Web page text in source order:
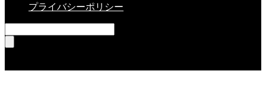
プライバシーポリシー